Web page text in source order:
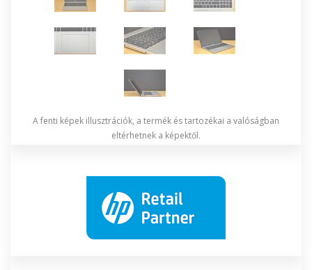
A fenti képek illusztrációk, a termék és tartozékai a valóságban
eltérhetnek a képektől.